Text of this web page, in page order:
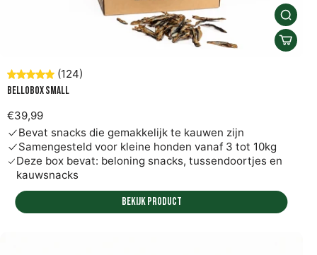
(124)
Bellobox Small
€39,99
Bevat snacks die gemakkelijk te kauwen zijn
Samengesteld voor kleine honden vanaf 3 tot 10kg
Deze box bevat: beloning snacks, tussendoortjes en
kauwsnacks
Bekijk product